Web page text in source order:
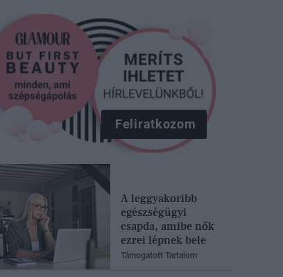
Feliratkozom
A leggyakoribb
egészségügyi
csapda, amibe nők
ezrei lépnek bele
Támogatott Tartalom